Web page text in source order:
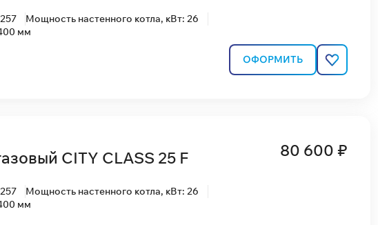
Мощность настенного котла, кВт: 26
мм
ОФОРМИТЬ
CITY CLASS 25 F
Мощность настенного котла, кВт: 26
мм
80 600 ₽